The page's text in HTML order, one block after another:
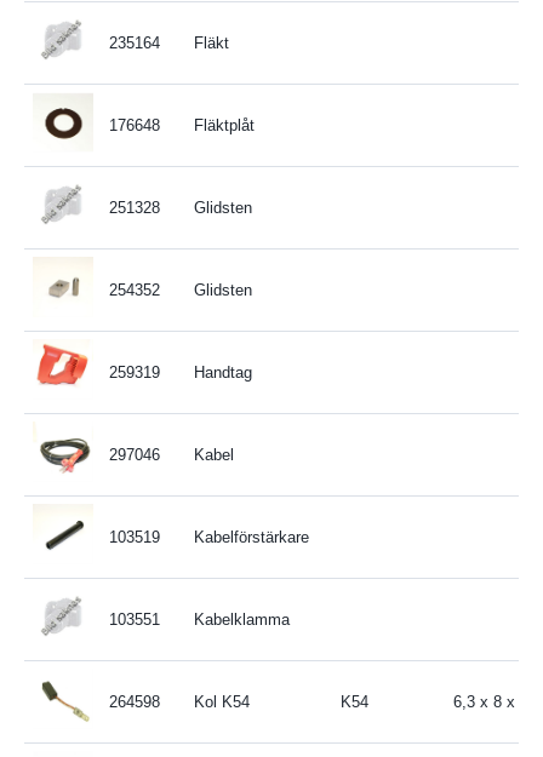
235164 Fläkt
176648 Fläktplåt
251328 Glidsten
254352 Glidsten
259319 Handtag
297046 Kabel
103519 Kabelförstärkare
103551 Kabelklamma
264598 Kol K54 K54 6,3 x 8 x